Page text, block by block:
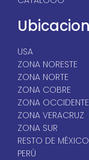
USA
ZONA NORESTE
ZONA NORTE
ZONA COBRE
ZONA OCCIDENTE
ZONA VERACRUZ
ZONA SUR
RESTO DE MÉXICO
PERÚ